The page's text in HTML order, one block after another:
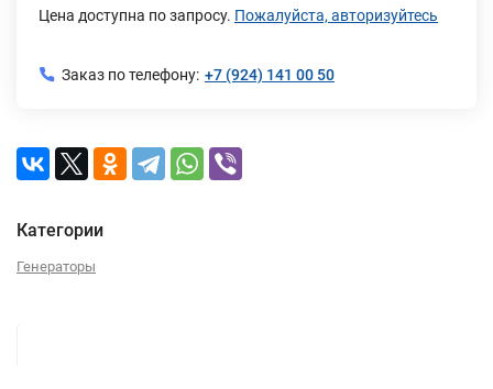
Цена доступна по запросу. Пожалуйста, авторизуйтесь
Заказ по телефону: +7 (924) 141 00 50
Категории
Генераторы